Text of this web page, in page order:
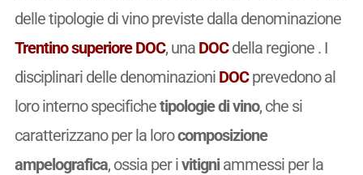
delle tipologie di vino previste dalla denominazione
Trentino superiore DOC, una DOCdella regione . I
disciplinari delle denominazioni DOCprevedono al
loro interno specifichetipologie di vino, che si
caratterizzano per la lorocomposizione
ampelografica, ossia per ivitigniammessi per la